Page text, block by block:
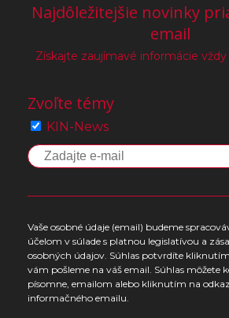
Najdôležitejšie novinky
email
Získajte zaujímavé informácie
Zvoľte témy
KIN-News
Vaše osobné údaje (email) budeme
účelom v súlade s platnou legislatívou a
osobných údajov. Súhlas potvrdíte
vám pošleme na váš email. Súhlas môžete
písomne, emailom alebo kliknutím na
informačného emailu.